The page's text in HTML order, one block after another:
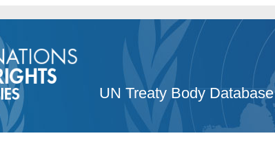
UN Treaty Body Database